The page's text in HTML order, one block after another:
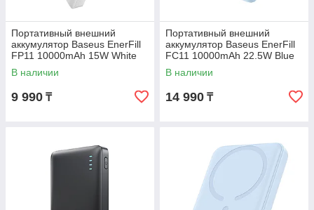
Портативный внешний
аккумулятор Baseus EnerFill
FP11 10000mAh 15W White
(P1008210C213-00)
В наличии
9 990 ₸
Портативный внешний
аккумулятор Baseus EnerFill
FC11 10000mAh 22.5W Blue
(E0027R06)
В наличии
14 990 ₸